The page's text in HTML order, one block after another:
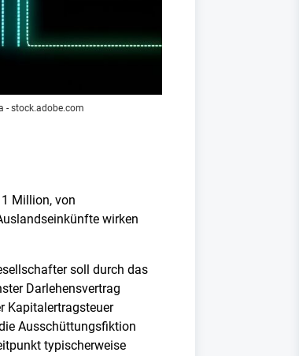
- stock.adobe.com
Million, von
wirken
soll durch das
Darlehensvertrag
Kapitalertragsteuer
Ausschüttungsfiktion
typischerweise